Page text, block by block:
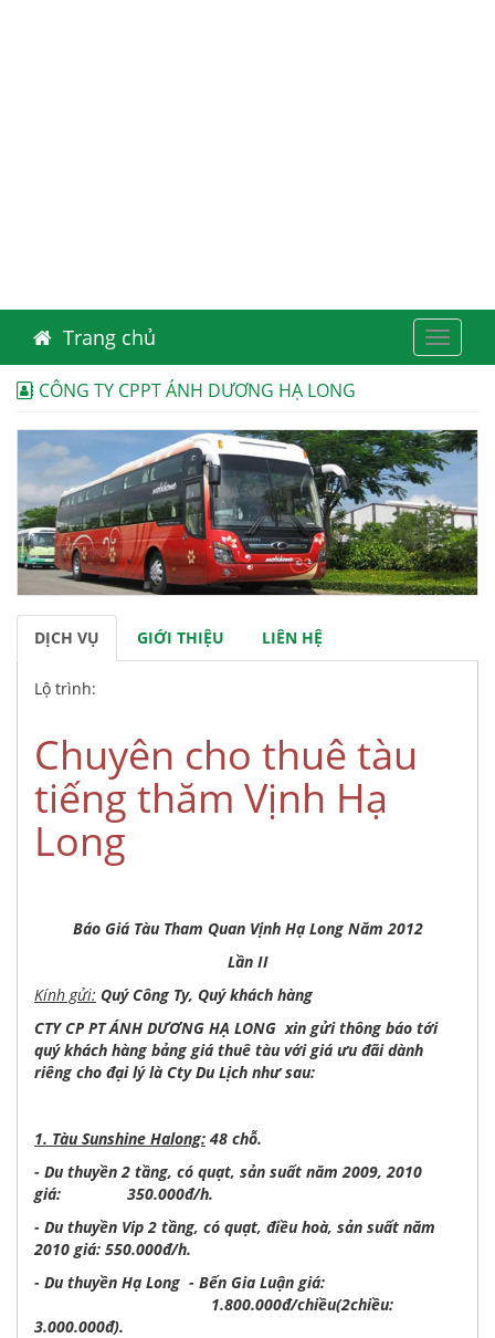
Toggle
Trang chủ
CÔNG TY CPPT ÁNH DƯƠNG HẠ LONG
DỊCH VỤ GIỚI THIỆU LIÊN HỆ
Lộ trình:
Chuyên cho thuê tàu
tiếng thăm Vịnh Hạ
Long
Báo Giá Tàu Tham Quan Vịnh Hạ Long Năm 2012
Lần II
Kính gửi: Quý Công Ty, Quý khách hàng
CTY CP PT ÁNH DƯƠNG HẠ LONG xin gửi thông báo tới
quý khách hàng bảng giá thuê tàu với giá ưu đãi dành
riêng cho đại lý là Cty Du Lịch như sau:
1. Tàu Sunshine Halong: 48 chỗ.
- Du thuyền 2 tầng, có quạt, sản suất năm 2009, 2010
giá: 350.000đ/h.
- Du thuyền Vip 2 tầng, có quạt, điều hoà, sản suất năm
2010 giá: 550.000đ/h.
- Du thuyền Hạ Long - Bến Gia Luận giá:
1.800.000đ/chiều(2chiều:
3.000.000đ).